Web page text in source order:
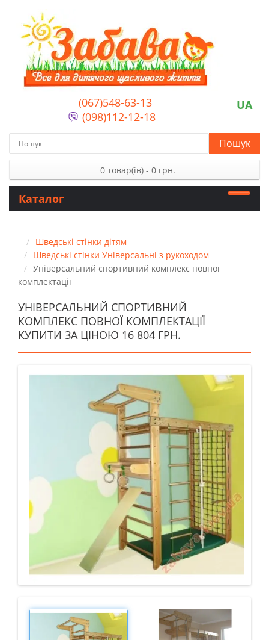
(067)548-63-13
(098)112-12-18
UA
Пошук
0 товар(ів) - 0 грн.
Каталог
Шведські стінки дітям
Шведські стінки Універсальні з рукоходом
Універсальний спортивний комплекс повної
комплектації
УНІВЕРСАЛЬНИЙ СПОРТИВНИЙ
КОМПЛЕКС ПОВНОЇ КОМПЛЕКТАЦІЇ
КУПИТИ ЗА ЦІНОЮ 16 804 ГРН.